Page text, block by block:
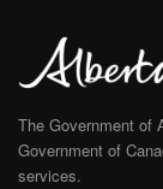
The Government of
Government of
services.